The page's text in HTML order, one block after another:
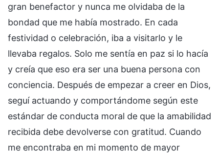
gran benefactor y nunca me olvidaba de la
bondad que me había mostrado. En cada
festividad o celebración, iba a visitarlo y le
llevaba regalos. Solo me sentía en paz si lo hacía
y creía que eso era ser una buena persona con
conciencia. Después de empezar a creer en Dios,
seguí actuando y comportándome según este
estándar de conducta moral de que la amabilidad
recibida debe devolverse con gratitud. Cuando
me encontraba en mi momento de mayor